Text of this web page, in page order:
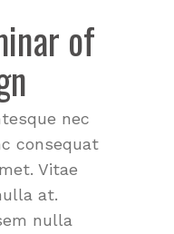
of
nec
consequat
Vitae
at.
nulla